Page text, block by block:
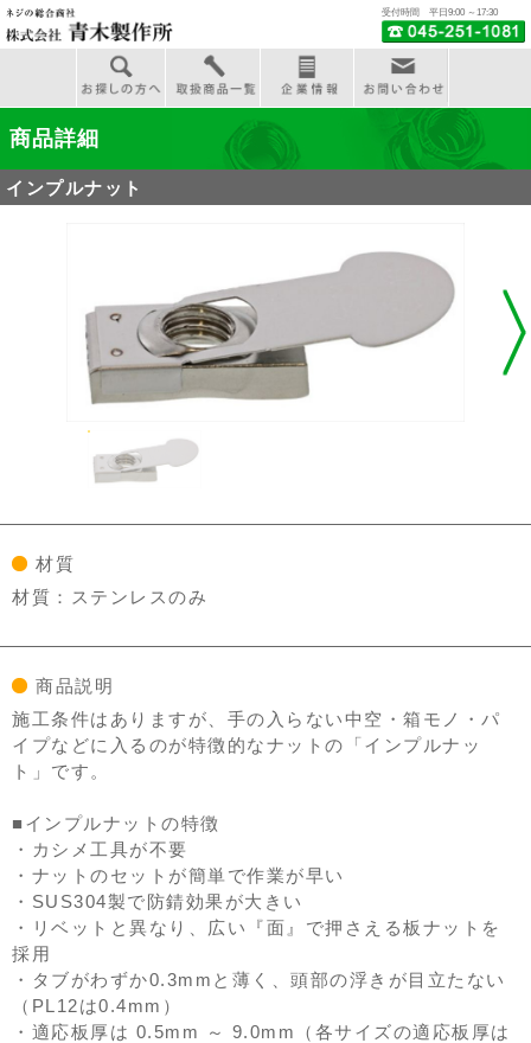
受付時間 平日9:00 ～17:30
商品詳細
インプルナット
材質
材質：ステンレスのみ
商品説明
施工条件はありますが、手の入らない中空・箱モノ・パ
イプなどに入るのが特徴的なナットの「インプルナッ
ト」です。
■インプルナットの特徴
・カシメ工具が不要
・ナットのセットが簡単で作業が早い
・SUS304製で防錆効果が大きい
・リベットと異なり、広い『面』で押さえる板ナットを
採用
・タブがわずか0.3mmと薄く、頭部の浮きが目立たない
（PL12は0.4mm）
・適応板厚は 0.5mm ～ 9.0mm（各サイズの適応板厚は